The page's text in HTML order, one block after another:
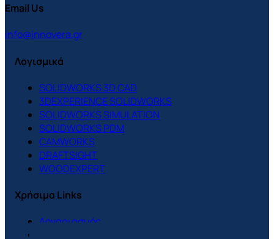
Email Us
info@innovera.gr
Λογισμικά
SOLIDWORKS 3D CAD
3DEXPERIENCE SOLIDWORKS
SOLIDWORKS SIMULATION
SOLIDWORKS PDM
CAMWORKS
DRAFTSIGHT
WOODEXPERT
Χρήσιμα Links
Λογαριασμός